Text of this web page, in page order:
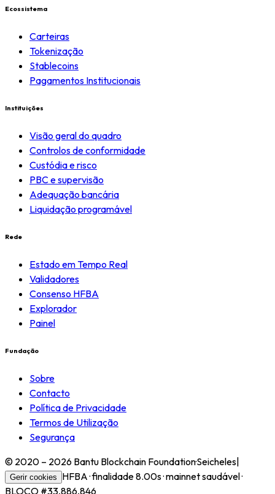
Ecossistema
Carteiras
Tokenização
Stablecoins
Pagamentos Institucionais
Instituições
Visão geral do quadro
Controlos de conformidade
Custódia e risco
PBC e supervisão
Adequação bancária
Liquidação programável
Rede
Estado em Tempo Real
Validadores
Consenso HFBA
Explorador
Painel
Fundação
Sobre
Contacto
Política de Privacidade
Termos de Utilização
Segurança
© 2020 – 2026 Bantu Blockchain Foundation·Seicheles|
Gerir cookies HFBA ·finalidade8.00s·mainnet saudável·
BLOCO #33,886,846